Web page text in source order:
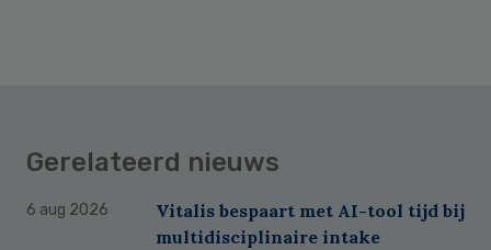
Gerelateerd nieuws
6 aug 2026
Vitalis bespaart met AI-tool tijd bij
multidisciplinaire intake